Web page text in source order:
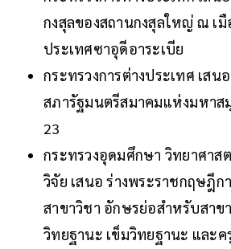
กงสุลของสถานกงสุลใหญ่ ณ เมื
ประเทศซาอุดีอาระเบีย
กระทรวงการต่างประเทศ เสน
สภารัฐมนตรีสมาคมแห่งมหาส
23
กระทรวงอุดมศึกษา วิทยาศาส
วิจัย เสนอ ร่างพระราชกฤษฎี
สาขาวิชา อักษรย่อสำหรับสาข
วิทยฐานะ เข็มวิทยฐานะ และ